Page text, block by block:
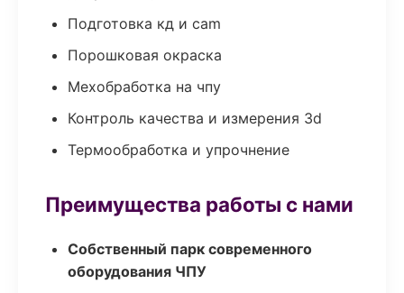
Подготовка кд и cam
Порошковая окраска
Мехобработка на чпу
Контроль качества и измерения 3d
Термообработка и упрочнение
Преимущества работы с нами
Собственный парк современного
оборудования ЧПУ